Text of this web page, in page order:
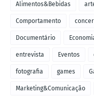
Alimentos&Bebidas
Comportamento
Documentário
entrevista Eventos
fotografia games
Marketing&Comunicação